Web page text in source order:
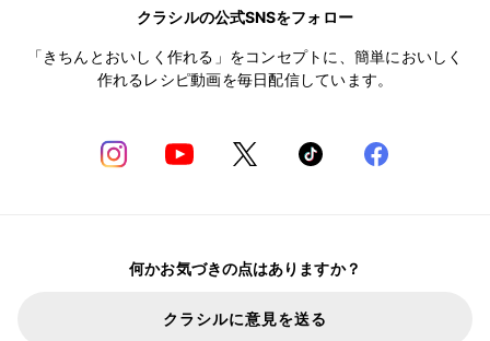
クラシルの公式SNSをフォロー
「きちんとおいしく作れる」をコンセプトに、簡単においしく
作れるレシピ動画を毎日配信しています。
何かお気づきの点はありますか？
クラシルに意見を送る